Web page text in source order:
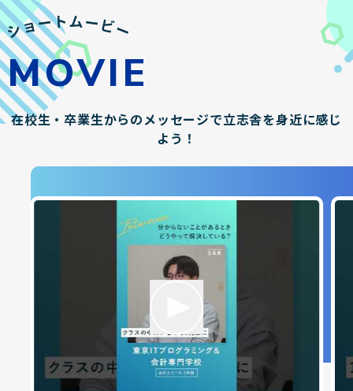
MOVIE
在校生・卒業生からのメッセージで立志舎を身近に感じ
よう！